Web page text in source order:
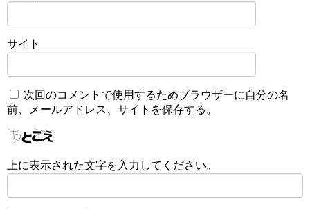
サイト
次回のコメントで使用するためブラウザーに自分の名
前、メールアドレス、サイトを保存する。
上に表示された文字を入力してください。